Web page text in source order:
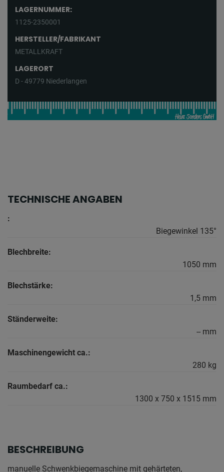
LAGERNUMMER:
1125-2350001
HERSTELLER/FABRIKANT
METALLKRAFT
LAGERORT
D - 49779 Niederlangen
TECHNISCHE ANGABEN
:
Biegewinkel 135°
Blechbreite:
1050 mm
Blechstärke:
1,5 mm
Ständerweite:
-- mm
Maschinengewicht ca.:
280 kg
Raumbedarf ca.:
1300 x 750 x 1515 mm
BESCHREIBUNG
manuelle Schwenkbiegemaschine mit gehärteten,